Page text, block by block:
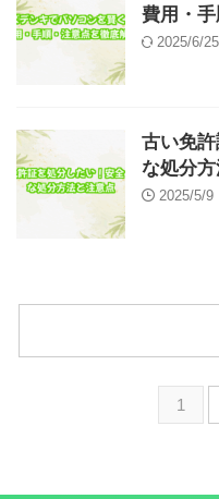
費用・
2025/6/25
古い免
な処分
2025/5/9
1